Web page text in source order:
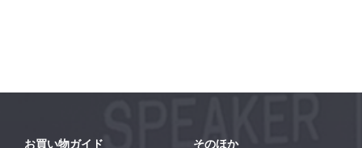
お買い物ガイド そのほか